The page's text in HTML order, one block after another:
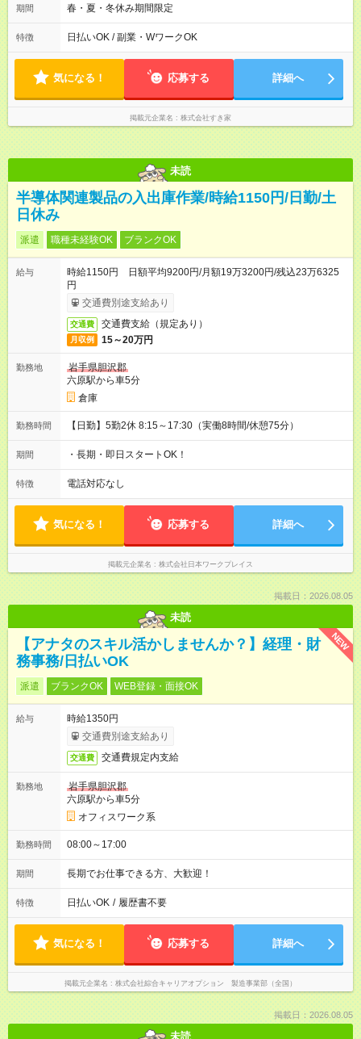
のみ勤務可能です（18歳未満の深夜業務禁止のため） ★深夜で
す。 必ず、2名以上での勤務を行いますので、安心して働けま
す。
期間 春・夏・冬休み期間限定
特徴 日払いOK / 副業・WワークOK
気になる！ 応募する 詳細へ
掲載元企業名 株式会社すき家
未読
半導体関連製品の入出庫作業/時給1150円/日勤/土
日休み
派遣 職種未経験OK ブランクOK
給与
時給1150円 日額平均9200円/月額19万3200円/残込23万6325
円
交通費別途支給あり
交通費 交通費支給（規定あり）
月収例 15～20万円
勤務地
岩手県胆沢郡
六原駅から車5分
倉庫
勤務時間 【日勤】5勤2休 8:15～17:30（実働8時間/休憩75分）
期間 ・長期・即日スタートOK！
特徴 電話対応なし
気になる！ 応募する 詳細へ
掲載元企業名 株式会社日本ワークプレイス
掲載日：2026.08.05
未読
NEW
【アナタのスキル活かしませんか？】経理・財
務事務/日払いOK
派遣 ブランクOK WEB登録・面接OK
給与
時給1350円
交通費別途支給あり
交通費 交通費規定内支給
勤務地
岩手県胆沢郡
六原駅から車5分
オフィスワーク系
勤務時間 08:00～17:00
期間 長期でお仕事できる方、大歓迎！
特徴 日払いOK / 履歴書不要
気になる！ 応募する 詳細へ
掲載元企業名 株式会社綜合キャリアオプション 製造事業部（全国）
掲載日：2026.08.05
未読